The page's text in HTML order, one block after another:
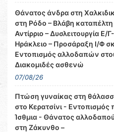
Θάνατος άνδρα στη
στη Ρόδο – Βλάβη
Αντίρριο – Δυσλειτουργία
Ηράκλειο – Προσάραξη Ι/Φ
Εντοπισμός αλλοδαπών
Διακομιδές ασθενώ
07/08/26
Πτώση γυναίκας στη
στο Κερατσίνι - Εντοπισμός
Ίσθμια - Θάνατος
στη Ζάκυνθο –